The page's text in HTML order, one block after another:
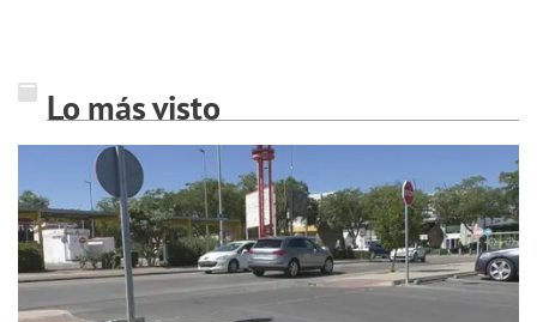
Lo más visto